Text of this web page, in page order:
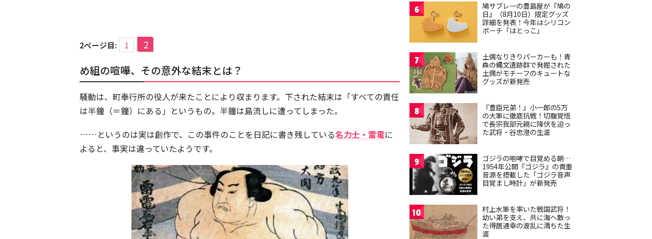
2ページ目: 1 2
め組の喧嘩、その意外な結末とは？
騒動は、町奉行所の役人が来たことにより収まります。下された結末は「すべての責任
は半鐘（＝鐘）にある」というもの。半鐘は島流しに遭ってしまった。
……というのは実は創作で、この事件のことを日記に書き残している名力士・雷電に
よると、事実は違っていたようです。
6
鳩サブレーの豊島屋が『鳩の
日』（8月10日）限定グッズ
詳細を発表！今年はシリコン
ポーチ「はとっこ」
7
土偶なりきりパーカーも！青
森の縄文遺跡群で発掘された
土偶がモチーフのキュートな
グッズが新発売
8
『豊臣兄弟！』小一郎の5万
の大軍に徹底抗戦！切腹覚悟
で長宗我部元親に降伏を迫っ
た武将・谷忠澄の生涯
9
ゴジラの咆哮で目覚める朝…
1954年公開『ゴジラ』の貴重
音源を搭載した「ゴジラ音声
目覚まし時計」が新発売
10
村上水軍を率いた戦国武将！
幼い弟を支え、共に海へ散っ
た得居通幸の波乱に満ちた生
涯